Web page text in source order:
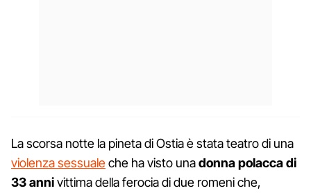
La scorsa notte la pineta di Ostia è stata teatro di una
violenza sessualeche ha visto unadonna polacca di
33 annivittima della ferocia di due romeni che,